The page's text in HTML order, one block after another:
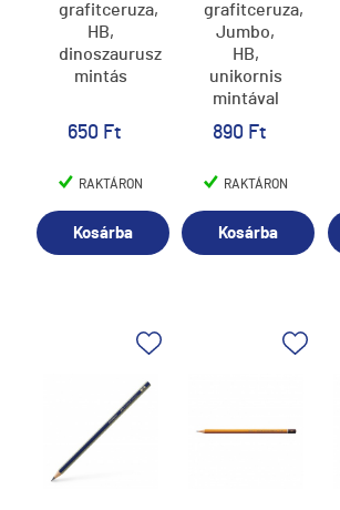
grafitceruza,
HB,
dinoszaurusz
mintás
650 Ft
RAKTÁRON
Kosárba
grafitceruza,
Jumbo,
HB,
unikornis
mintával
890 Ft
RAKTÁRON
Kosárba